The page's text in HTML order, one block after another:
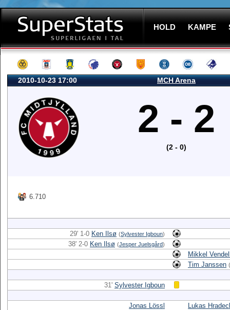
HOLD KAMPE
2010-10-23 17:00 MCH Arena
2 - 2
(2 - 0)
6.710
29' 1-0 Ken Ilsø (Sylvester Igboun)
38' 2-0 Ken Ilsø (Jesper Juelsgård)
Mikkel
Tim Janssen (
31' Sylvester Igboun
Jonas Lössl
Lukas